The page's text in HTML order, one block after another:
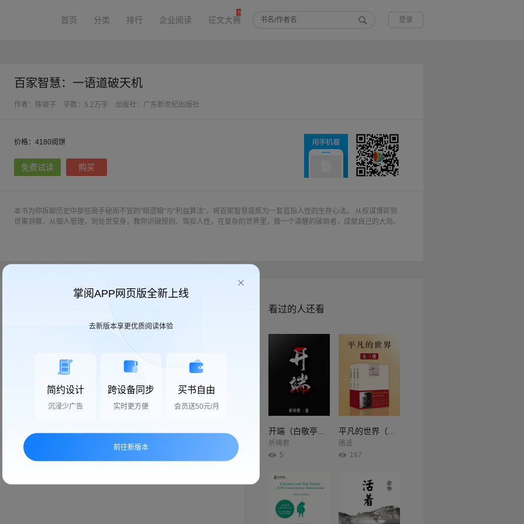
首页 分类 排行 企业阅读 征文大赛 登录
百家智慧：一语道破天机
作者：陈坡子 字数：5.2万字 出版社：广东新世纪出版社
价格：4180阅饼
免费试读 购买
本书为你拆解历史中那些高手秘而不宣的“暗逻辑”与“利益算法”，将百家智慧提炼为一套直指人性的生存心法。 从权谋博弈到
世事洞察，从御人管理，到处世安身，教你识破规则、驾驭人性，在复杂的世界里，做一个清醒的破局者，成就自己的大局。
看过的人还看
开端（白敬亭、赵今麦主演同名影视剧原著）
祈祷君
5
平凡的世界（全3册）
路遥
187
掌阅APP网页版全新上线
去新版本享更优质阅读体验
简约设计
沉浸少广告
跨设备同步
实时更方便
买书自由
会员送50元/月
前往新版本